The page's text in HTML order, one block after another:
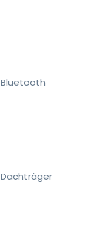
Bluetooth
Dachträger